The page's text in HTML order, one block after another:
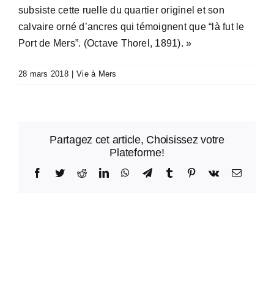
subsiste cette ruelle du quartier originel et son
calvaire orné d’ancres qui témoignent que “là fut le
Port de Mers”. (Octave Thorel, 1891). »
28 mars 2018 Vie à Mers
Partagez cet article, Choisissez votre
Plateforme!
Facebook
TwitterRedditLinkedInWhatsApp
TelegramTumblr Pinterest
Vk Email